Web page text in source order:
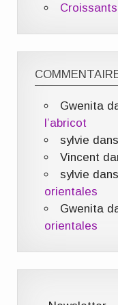
Croissants
Gwenita
l’abricot
sylvie dans
Vincent
sylvie dans
orientales
Gwenita
orientales